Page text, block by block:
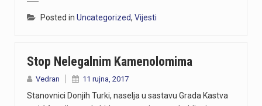
Posted in Uncategorized, Vijesti
Stop Nelegalnim Kamenolomima
Vedran 11 rujna, 2017
Stanovnici Donjih Turki, naselja u sastavu Grada Kastva